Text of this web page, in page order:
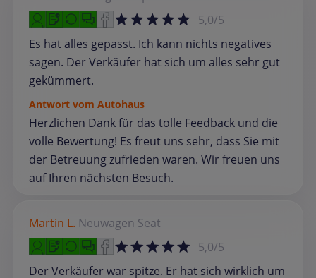
5,0/5
Es hat alles gepasst. Ich kann nichts negatives
sagen. Der Verkäufer hat sich um alles sehr gut
gekümmert.
Antwort vom Autohaus
Herzlichen Dank für das tolle Feedback und die
volle Bewertung! Es freut uns sehr, dass Sie mit
der Betreuung zufrieden waren. Wir freuen uns
auf Ihren nächsten Besuch.
Martin L. Neuwagen Seat
5,0/5
Der Verkäufer war spitze. Er hat sich wirklich um